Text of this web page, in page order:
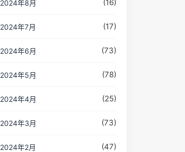
2024年8月 (16)
2024年7月 (17)
2024年6月 (73)
2024年5月 (78)
2024年4月 (25)
2024年3月 (73)
2024年2月 (47)